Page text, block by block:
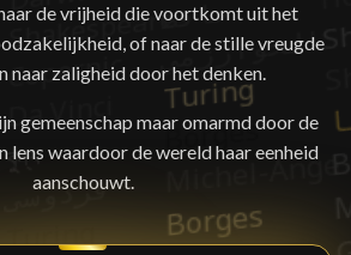
de vrijheid die voortkomt uit het
of naar de stille vreugde
naar zaligheid door het denken.
gemeenschap maar omarmd door de
waardoor de wereld haar eenheid
aanschouwt.